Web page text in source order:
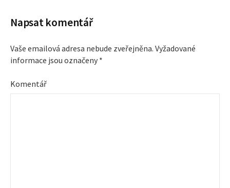
v
i
g
a
Napsat komentář
Vaše emailová adresa nebude zveřejněna. Vyžadované
informace jsou označeny *
Komentář